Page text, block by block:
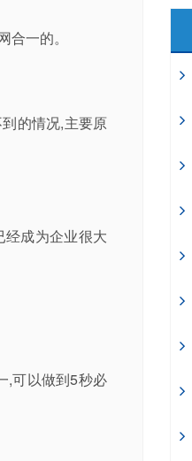
一的。
的情况,主要原
成为企业很大
,可以做到5秒必